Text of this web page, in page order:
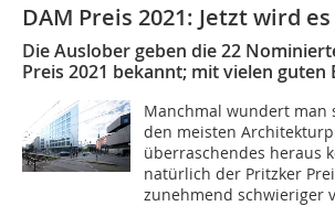
DAM Preis 2021: Jetzt wird
Die Auslober geben die 22
Preis 2021 bekannt; mit vielen guten
Manchmal wundert man
den meisten
überraschendes heraus
natürlich der Pritzker
zunehmend schwieriger